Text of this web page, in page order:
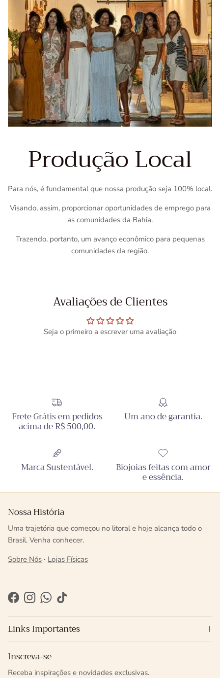
Produção Local
Para nós, é fundamental que nossa produção seja 100% local.
Visando, assim, proporcionar oportunidades de emprego para
as comunidades da Bahia.
Trazendo, portanto, um avanço econômico para pequenas
comunidades da região.
Avaliações de Clientes
Seja o primeiro a escrever uma avaliação
Frete Grátis em pedidos
acima de R$ 500,00.
Um ano de garantia.
Marca Sustentável. Biojoias feitas com amor
e essência.
Nossa História
Uma trajetória que começou no litoral e hoje alcança todo o
Brasil. Venha conhecer.
Sobre Nós · Lojas Físicas
FacebookInstagram
WhatsApp
TikTok
Links Importantes
Inscreva-se
Receba inspirações e novidades exclusivas.